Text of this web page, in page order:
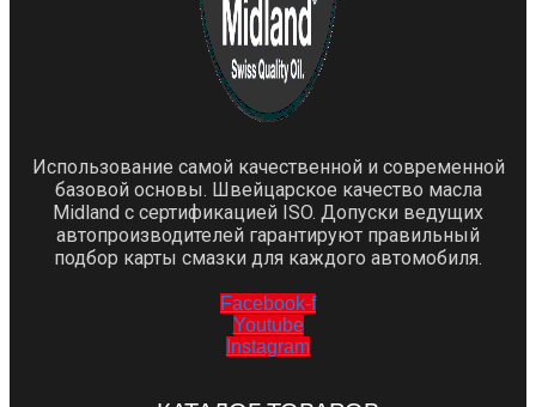
Использование самой качественной и современной
базовой основы. Швейцарское качество масла
Midland с сертификацией ISO. Допуски ведущих
автопроизводителей гарантируют правильный
подбор карты смазки для каждого автомобиля.
Facebook-f
Youtube
Instagram